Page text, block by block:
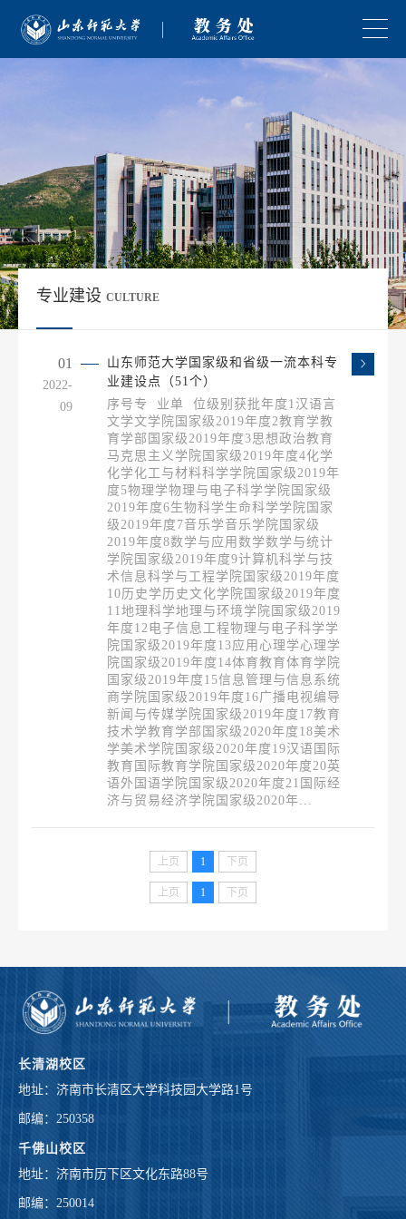
专业建设 CULTURE
01
2022-
09
山东师范大学国家级和省级一流本科专
业建设点（51个）
序号专 业单 位级别获批年度1汉语言
文学文学院国家级2019年度2教育学教
育学部国家级2019年度3思想政治教育
马克思主义学院国家级2019年度4化学
化学化工与材料科学学院国家级2019年
度5物理学物理与电子科学学院国家级
2019年度6生物科学生命科学学院国家
级2019年度7音乐学音乐学院国家级
2019年度8数学与应用数学数学与统计
学院国家级2019年度9计算机科学与技
术信息科学与工程学院国家级2019年度
10历史学历史文化学院国家级2019年度
11地理科学地理与环境学院国家级2019
年度12电子信息工程物理与电子科学学
院国家级2019年度13应用心理学心理学
院国家级2019年度14体育教育体育学院
国家级2019年度15信息管理与信息系统
商学院国家级2019年度16广播电视编导
新闻与传媒学院国家级2019年度17教育
技术学教育学部国家级2020年度18美术
学美术学院国家级2020年度19汉语国际
教育国际教育学院国家级2020年度20英
语外国语学院国家级2020年度21国际经
济与贸易经济学院国家级2020年...
上页 1 下页
上页 1 下页
长清湖校区
地址：济南市长清区大学科技园大学路1号
邮编：250358
千佛山校区
地址：济南市历下区文化东路88号
邮编：250014